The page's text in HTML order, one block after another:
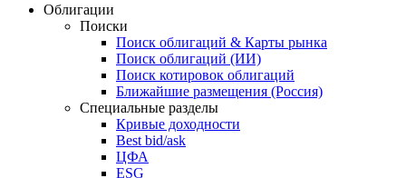
Облигации
Поиски
Поиск облигаций & Карты рынка
Поиск облигаций (ИИ)
Поиск котировок облигаций
Ближайшие размещения (Россия)
Специальные разделы
Кривые доходности
Best bid/ask
ЦФА
ESG